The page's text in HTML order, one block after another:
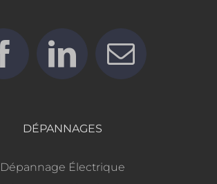
DÉPANNAGES
Dépannage Électrique